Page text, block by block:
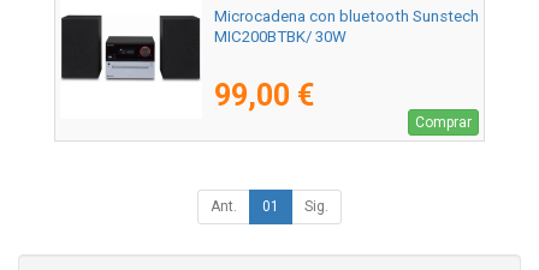
Microcadena con bluetooth Sunstech
MIC200BTBK/ 30W
99,00 €
Comprar
Ant. 01 Sig.